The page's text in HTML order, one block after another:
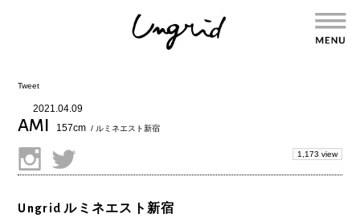
Tweet
2021.04.09
AMI 157cm / ルミネエスト新宿
1,173 view
Ungrid ルミネエスト新宿